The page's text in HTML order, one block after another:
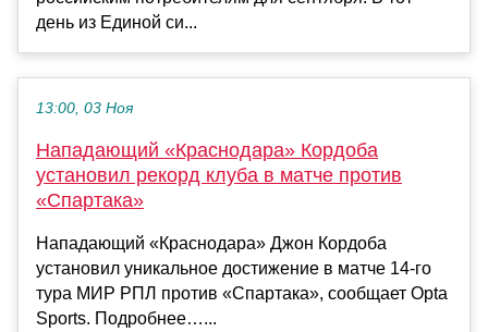
день из Единой си...
13:00, 03 Ноя
Нападающий «Краснодара» Кордоба
установил рекорд клуба в матче против
«Спартака»
Нападающий «Краснодара» Джон Кордоба
установил уникальное достижение в матче 14‑го
тура МИР РПЛ против «Спартака», сообщает Opta
Sports. Подробнее…...